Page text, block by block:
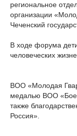
региональное
организации
Чеченский
В ходе форума
человеческих
ВОО «Молодая
медалью ВОО
также
Россия».